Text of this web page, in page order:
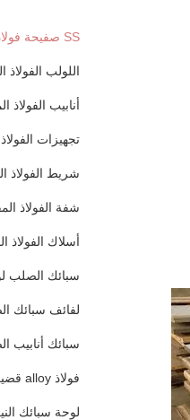
SS صفيحة فولاذية
اللولب الفولاذ
أنابيب الفولاذ
تجهيزات
شريط الفولاذ
شفة الفولاذ
أسلاك الفولاذ
سبائك الصلب
لفائف سبائك
سبائك أنابيب
فولاذ alloy قضيب
لوحة سبائك